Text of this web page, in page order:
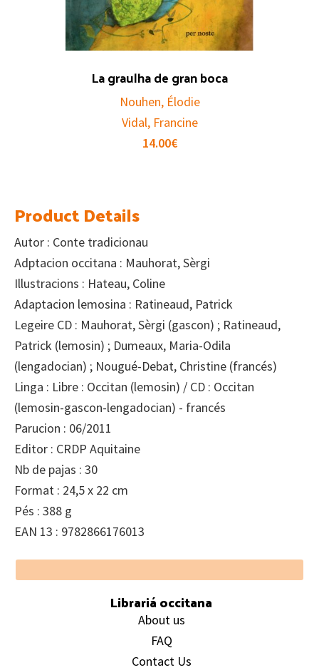
La graulha de gran boca
Nouhen, Élodie
Vidal, Francine
14.00€
Product Details
Autor : Conte tradicionau
Adptacion occitana : Mauhorat, Sèrgi
Illustracions : Hateau, Coline
Adaptacion lemosina : Ratineaud, Patrick
Legeire CD : Mauhorat, Sèrgi (gascon) ; Ratineaud,
Patrick (lemosin) ; Dumeaux, Maria-Odila
(lengadocian) ; Nougué-Debat, Christine (francés)
Linga : Libre : Occitan (lemosin) / CD : Occitan
(lemosin-gascon-lengadocian) - francés
Parucion : 06/2011
Editor : CRDP Aquitaine
Nb de pajas : 30
Format : 24,5 x 22 cm
Pés : 388 g
EAN 13 : 9782866176013
Footer
Librariá occitana
About us
FAQ
Contact Us